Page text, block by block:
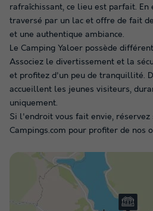
rafraîchissant, ce lieu est parfait.
traversé par un lac et offre de fait
et une authentique ambiance.
Le Camping Yaloer possède
Associez le divertissement et la
et profitez d'un peu de tranquillité.
accueillent les jeunes visiteurs,
uniquement.
Si l'endroit vous fait envie,
Campings.com pour profiter de nos